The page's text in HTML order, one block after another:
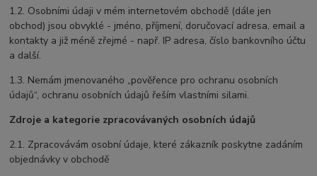
1.2. Osobními údaji v mém internetovém obchodě (dále jen
obchod) jsou obvyklé - jméno, příjmení, doručovací adresa, email a
kontakty a již méně zřejmé - např. IP adresa, číslo bankovního účtu
a další.
1.3. Nemám jmenovaného „pověřence pro ochranu osobních
údajů“, ochranu osobních údajů řeším vlastními silami.
Zdroje a kategorie zpracovávaných osobních údajů
2.1. Zpracovávám osobní údaje, které zákazník poskytne zadáním
objednávky v obchodě